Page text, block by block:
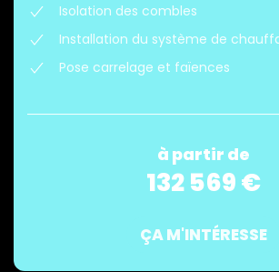
Isolation des combles
Installation du système de
Pose carrelage et faïences
à partir de
132 569 €
ÇA M'INTÉRESSE